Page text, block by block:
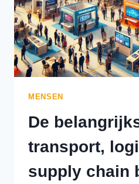
MENSEN
De
transport,
supply chain